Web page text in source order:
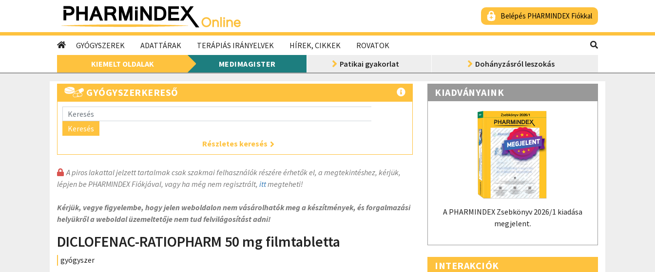
Belépés PHARMINDEX Fiókkal
GYÓGYSZEREK ADATTÁRAK TERÁPIÁS IRÁNYELVEK HÍREK, CIKKEK
ROVATOK
KIEMELT OLDALAK
MEDIMAGISTER Patikai gyakorlat Dohányzásról leszokás
GYÓGYSZERKERESŐ
Keresés
Részletes keresés
A piros lakattal jelzett tartalmak csak szakmai felhasználók részére érhetők el, a megtekintéshez, kérjük,
lépjen be PHARMINDEX Fiókjával, vagy ha még nem regisztrált, ittmegteheti!
Kérjük, vegye figyelembe, hogy jelen weboldalon nem vásárolhatók meg a készítmények, és forgalmazási
helyükről a weboldal üzemeltetője nem tud felvilágosítást adni!
DICLOFENAC-RATIOPHARM 50 mg filmtabletta
gyógyszer
KIADVÁNYAINK
A PHARMINDEX Zsebkönyv 2026/1 kiadása
megjelent.
INTERAKCIÓK